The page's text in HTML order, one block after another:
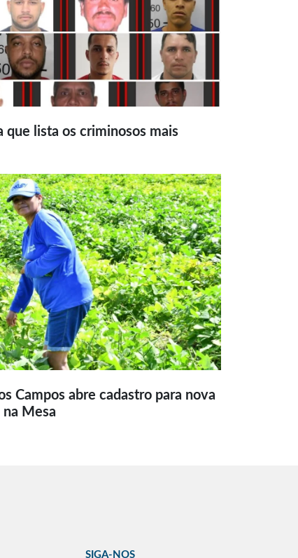
que lista os criminosos mais
Campos abre cadastro para nova
na Mesa
SIGA-NOS